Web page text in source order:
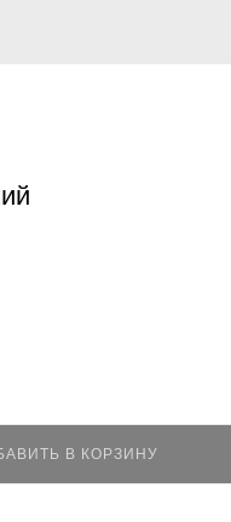
В КОРЗИНУ